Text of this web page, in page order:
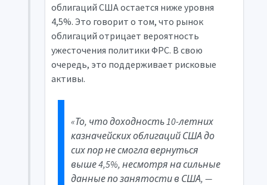
облигаций США остается ниже уровня
4,5%. Это говорит о том, что рынок
облигаций отрицает вероятность
ужесточения политики ФРС. В свою
очередь, это поддерживает рисковые
активы.
«То, что доходность 10-летних
казначейских облигаций США до
сих пор не смогла вернуться
выше 4,5%, несмотря на сильные
данные по занятости в США, —